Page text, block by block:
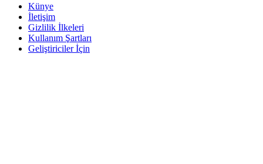
Künye
İletişim
Gizlilik İlkeleri
Kullanım Şartları
Geliştiriciler İçin